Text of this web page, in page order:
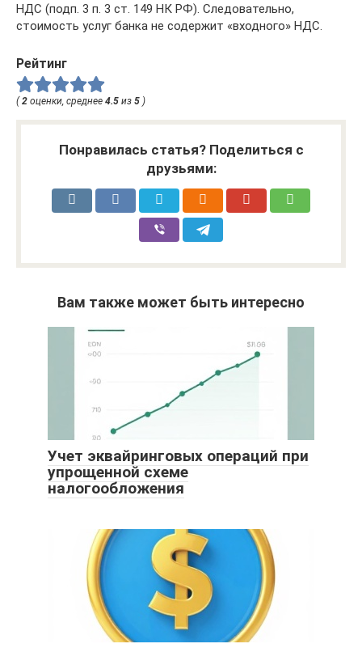
НДС (подп. 3 п. 3 ст. 149 НК РФ). Следовательно,
стоимость услуг банка не содержит «входного» НДС.
Рейтинг
( 2 оценки, среднее 4.5 из 5 )
Понравилась статья? Поделиться с
друзьями:
Вам также может быть интересно
Учет эквайринговых операций при
упрощенной схеме
налогообложения